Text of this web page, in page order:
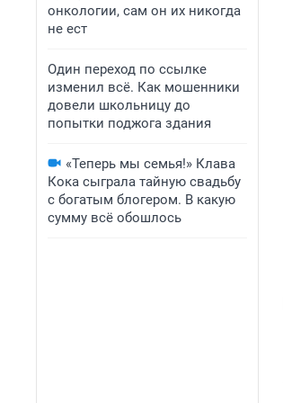
онкологии, сам он их никогда
не ест
Один переход по ссылке
изменил всё. Как мошенники
довели школьницу до
попытки поджога здания
«Теперь мы семья!» Клава
Кока сыграла тайную свадьбу
с богатым блогером. В какую
сумму всё обошлось